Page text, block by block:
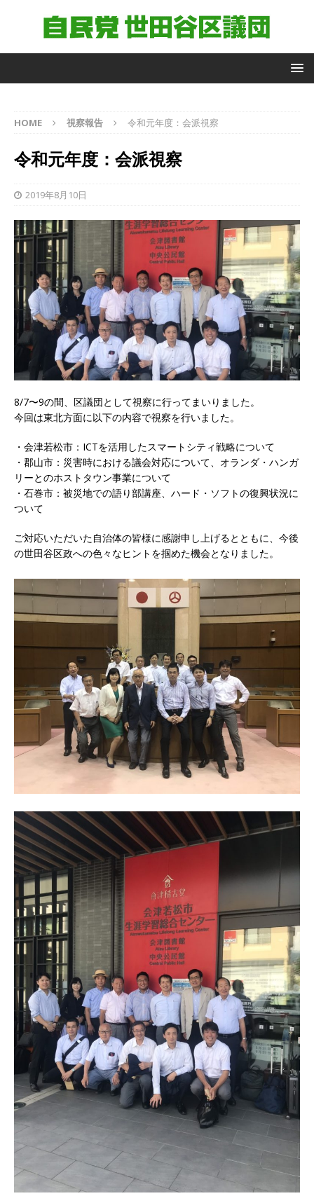
HOME 視察報告 令和元年度：会派視察
令和元年度：会派視察
2019年8月10日
8/7〜9の間、区議団として視察に行ってまいりました。
今回は東北方面に以下の内容で視察を行いました。
・会津若松市：ICTを活用したスマートシティ戦略について
・郡山市：災害時における議会対応について、オランダ・ハンガ
リーとのホストタウン事業について
・石巻市：被災地での語り部講座、ハード・ソフトの復興状況に
ついて
ご対応いただいた自治体の皆様に感謝申し上げるとともに、今後
の世田谷区政への色々なヒントを掴めた機会となりました。
自
主
世
田
谷
区
議
団
議
員